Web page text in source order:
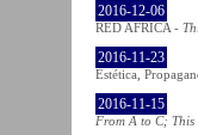
2016-12-06
RED AFRICA -
2016-11-23
Estética,
2016-11-15
From A to C; This